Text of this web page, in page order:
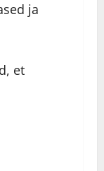
ja
et